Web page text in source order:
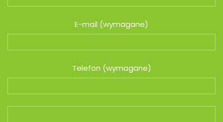
E-mail (wymagane)
Telefon (wymagane)